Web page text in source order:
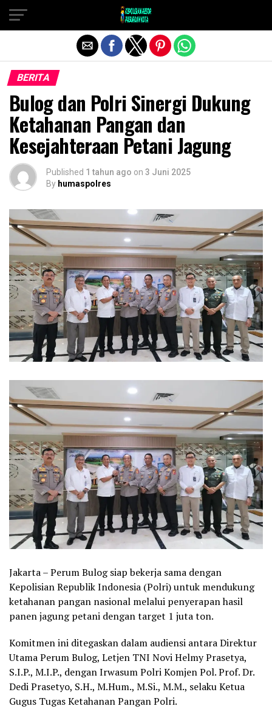
BERITA
Bulog dan Polri Sinergi Dukung
Ketahanan Pangan dan
Kesejahteraan Petani Jagung
Published 1 tahun ago on 3 Juni 2025
By humaspolres
Jakarta – Perum Bulog siap bekerja sama dengan
Kepolisian Republik Indonesia (Polri) untuk mendukung
ketahanan pangan nasional melalui penyerapan hasil
panen jagung petani dengan target 1 juta ton.
Komitmen ini ditegaskan dalam audiensi antara Direktur
Utama Perum Bulog, Letjen TNI Novi Helmy Prasetya,
S.I.P., M.I.P., dengan Irwasum Polri Komjen Pol. Prof. Dr.
Dedi Prasetyo, S.H., M.Hum., M.Si., M.M., selaku Ketua
Gugus Tugas Ketahanan Pangan Polri.
Exit mobile version